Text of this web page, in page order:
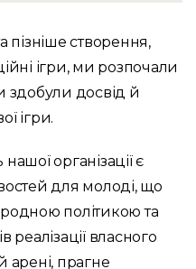
пізніше створення,
ігри, ми розпочали
здобули досвід й
ігри.
організації є
для молоді, що
політикою та
власного
арені, прагне